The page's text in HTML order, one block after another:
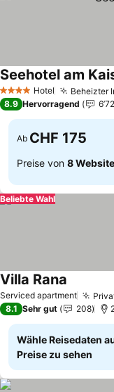
4 Sterne Hotel Beheizter
Seehotel am
8.9 Hervorragend
Ab CHF 175
Preise von 8
Beliebte Wahl
Serviced apartment
Villa Rana
8.1 Sehr gut 208
Wähle Reisedaten
Preise zu sehen